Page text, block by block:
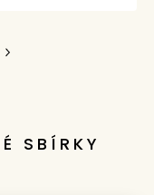
SBÍRKY